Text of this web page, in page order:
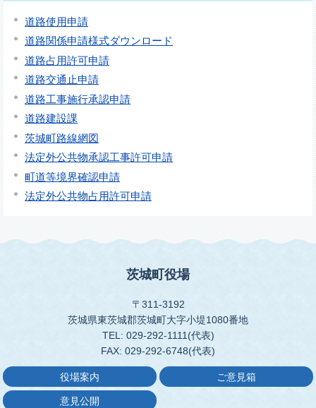
道路使用申請
道路関係申請様式ダウンロード
道路占用許可申請
道路交通止申請
道路工事施行承認申請
道路建設課
茨城町路線網図
法定外公共物承認工事許可申請
町道等境界確認申請
法定外公共物占用許可申請
茨城町役場
〒311-3192
茨城県東茨城郡茨城町大字小堤1080番地
TEL: 029-292-1111(代表)
FAX: 029-292-6748(代表)
役場案内 ご意見箱
意見公開